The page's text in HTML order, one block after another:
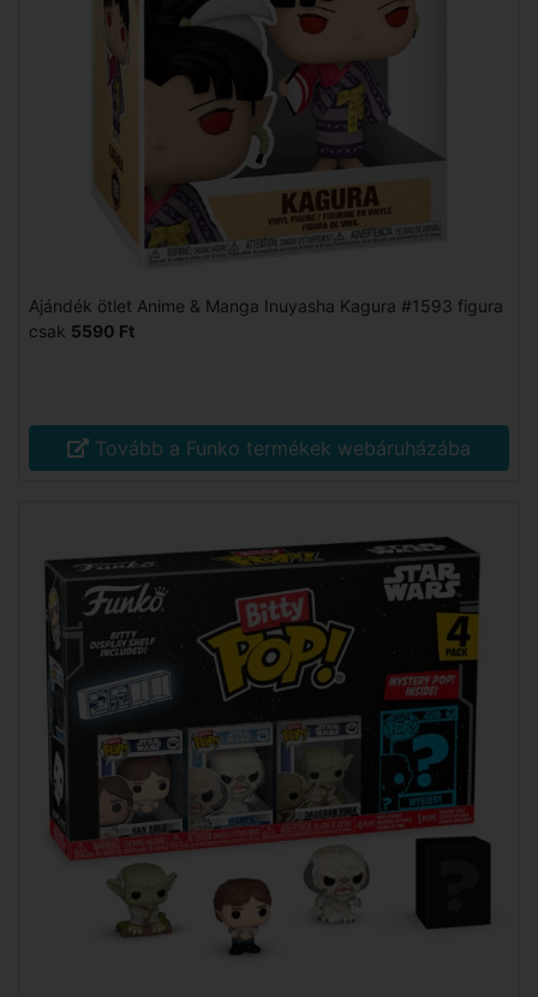
Ajándék ötlet Anime & Manga Inuyasha Kagura #1593 figura
csak 5590 Ft
Tovább a Funko termékek webáruházába